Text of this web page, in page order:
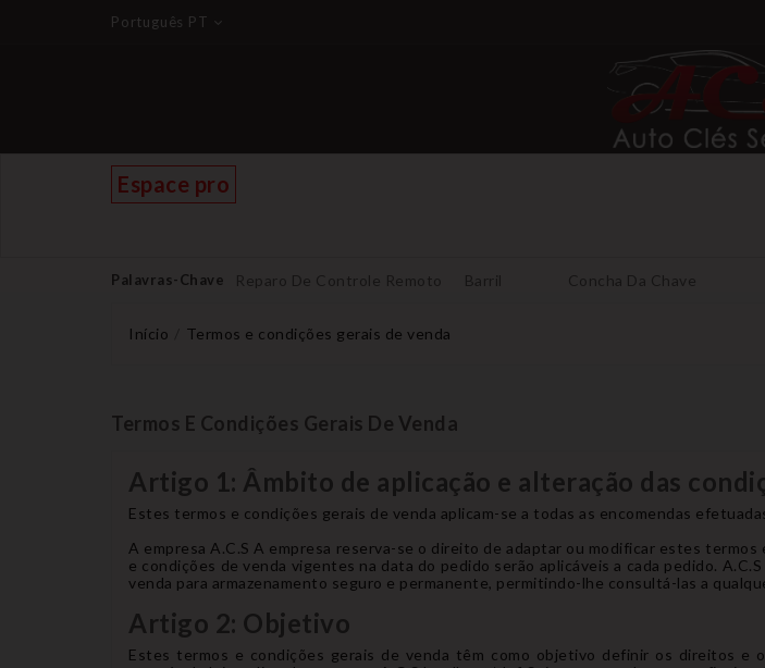
Português PT
Espace pro
Palavras-Chave Reparo De Controle Remoto Barril Concha Da Chave
Início Termos e condições gerais de venda
Termos E Condições Gerais De Venda
Artigo 1: Âmbito de aplicação e alteração das
Estes termos e condições gerais de venda aplicam-se a todas as encomendas
A empresa A.C.S A empresa reserva-se o direito de adaptar ou modificar estes
e condições de venda vigentes na data do pedido serão aplicáveis a cada pedido.
venda para armazenamento seguro e permanente, permitindo-lhe consultá-las a
Artigo 2: Objetivo
Estes termos e condições gerais de venda têm como objetivo definir os direitos e